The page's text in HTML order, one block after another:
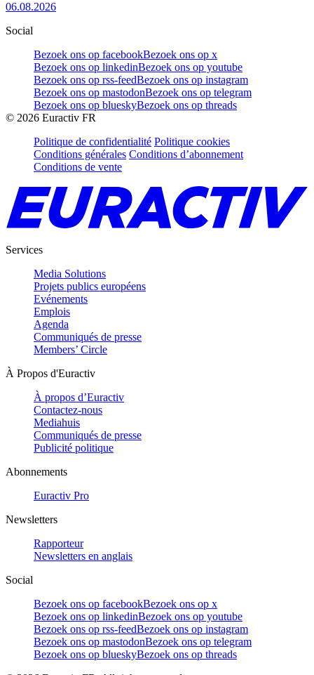
06.08.2026
Social
Bezoek ons op facebookBezoek ons op x
Bezoek ons op linkedinBezoek ons op youtube
Bezoek ons op rss-feedBezoek ons op instagram
Bezoek ons op mastodonBezoek ons op telegram
Bezoek ons op blueskyBezoek ons op threads
© 2026 Euractiv FR
Politique de confidentialité Politique cookies
Conditions générales Conditions d’abonnement
Conditions de vente
Services
Media Solutions
Projets publics européens
Evénements
Emplois
Agenda
Communiqués de presse
Members’ Circle
À Propos d'Euractiv
À propos d’Euractiv
Contactez-nous
Mediahuis
Communiqués de presse
Publicité politique
Abonnements
Euractiv Pro
Newsletters
Rapporteur
Newsletters en anglais
Social
Bezoek ons op facebookBezoek ons op x
Bezoek ons op linkedinBezoek ons op youtube
Bezoek ons op rss-feedBezoek ons op instagram
Bezoek ons op mastodonBezoek ons op telegram
Bezoek ons op blueskyBezoek ons op threads